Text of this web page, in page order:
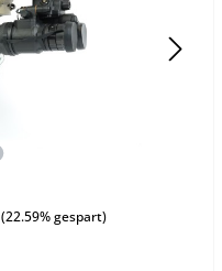
(22.59% gespart)